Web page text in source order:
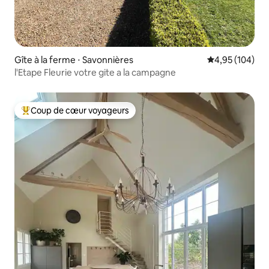
Gîte à la ferme ⋅ Savonnières Évaluation
4,95 (104)
l'Etape Fleurie votre gite a la campagne
Coups de cœur voyageurs les plus appréciés
Coup de cœur voyageurs